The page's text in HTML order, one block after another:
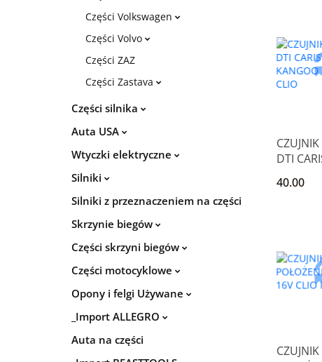
Części Volkswagen
Części Volvo
Części ZAZ
Części Zastava
Części silnika
Auta USA
Wtyczki elektryczne
Silniki
Silniki z przeznaczeniem na części
Skrzynie biegów
Części skrzyni biegów
Części motocyklowe
Opony i felgi Używane
_Import ALLEGRO
Auta na części
DTI
CLIO
40.00
CZUJNIK